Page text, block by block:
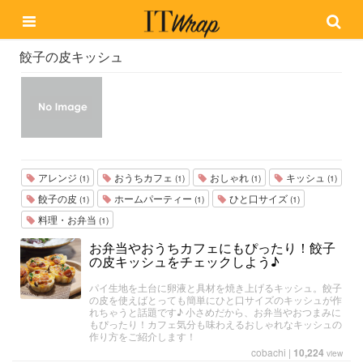
餃子の皮キッシュ
アレンジ (1) おうちカフェ (1) おしゃれ (1) キッシュ (1)
餃子の皮 (1) ホームパーティー (1) ひと口サイズ (1)
料理・お弁当 (1)
お弁当やおうちカフェにもぴったり！餃子
の皮キッシュをチェックしよう♪
パイ生地を土台に卵液と具材を焼き上げるキッシュ。餃子
の皮を使えばとっても簡単にひと口サイズのキッシュが作
れちゃうと話題です♪ 小さめだから、お弁当やおつまみに
もぴったり！カフェ気分も味わえるおしゃれなキッシュの
作り方をご紹介します！
cobachi | 10,224 view